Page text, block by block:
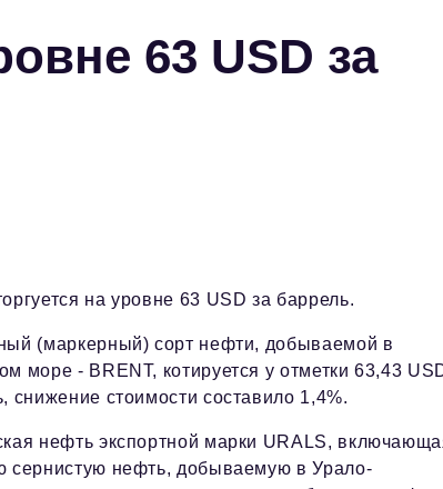
63 USD за
на уровне 63 USD за баррель.
(маркерный) сорт нефти, добываемой в
море - BRENT, котируется у отметки 63,43
снижение стоимости составило 1,4%.
нефть экспортной марки URALS,
сернистую нефть, добываемую в Урало-